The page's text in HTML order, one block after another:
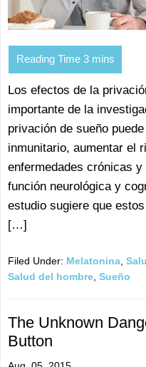
Los efectos de la
importante de la
privación de sueño
inmunitario, aumentar el
enfermedades crónicas
función neurológica y
estudio sugiere que
[…]
Filed Under: Melatonina
Salud del hombre Sueño
The Unknown
Button